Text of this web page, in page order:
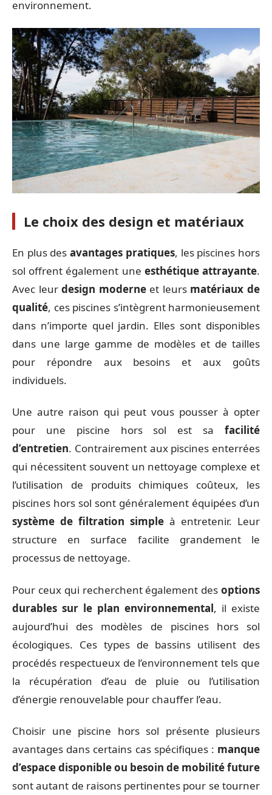
environnement.
Le choix des design et matériaux
En plus desavantages pratiques, les piscines hors
sol offrent également une esthétique attrayante.
Avec leurdesign moderneet leurs matériaux de
qualité, ces piscines s’intègrent harmonieusement
dans n’importe quel jardin. Elles sont disponibles
dans une large gamme de modèles et de tailles
pour répondre aux besoins et aux goûts
individuels.
Une autre raison qui peut vous pousser à opter
pour une piscine hors sol est sa facilité
d’entretien. Contrairement aux piscines enterrées
qui nécessitent souvent un nettoyage complexe et
l’utilisation de produits chimiques coûteux, les
piscines hors sol sont généralement équipées d’un
système de filtration simple à entretenir. Leur
structure en surface facilite grandement le
processus de nettoyage.
Pour ceux qui recherchent également des options
durables sur le plan environnemental, il existe
aujourd’hui des modèles de piscines hors sol
écologiques. Ces types de bassins utilisent des
procédés respectueux de l’environnement tels que
la récupération d’eau de pluie ou l’utilisation
d’énergie renouvelable pour chauffer l’eau.
Choisir une piscine hors sol présente plusieurs
avantages dans certains cas spécifiques : manque
d’espace disponible ou besoin de mobilité future
sont autant de raisons pertinentes pour se tourner